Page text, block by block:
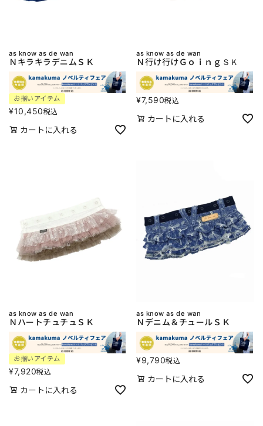
as know as de wan
ＮキラキラデニムＳＫ
お揃いアイテム
¥10,450税込
カートに入れる
as know as de wan
Ｎ行け行けＧｏｉｎｇＳＫ
¥7,590税込
カートに入れる
as know as de wan
ＮハートチュチュＳＫ
お揃いアイテム
¥7,920税込
カートに入れる
as know as de wan
Ｎデニム＆チュールＳＫ
¥9,790税込
カートに入れる